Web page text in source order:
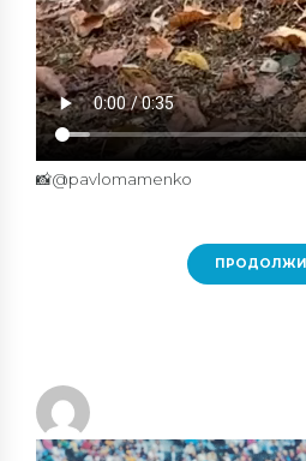
📸@pavlomamenko